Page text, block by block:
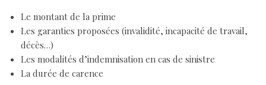
Le montant de la prime
Les garanties proposées (invalidité, incapacité de travail,
décès…)
Les modalités d’indemnisation en cas de sinistre
La durée de carence